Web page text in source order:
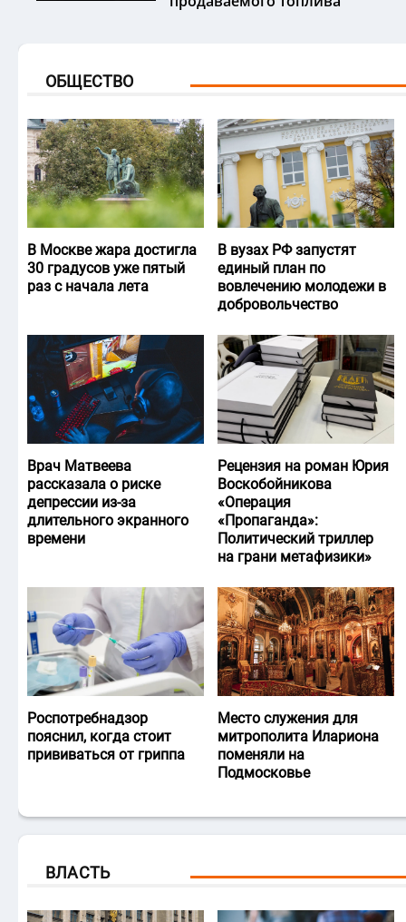
ОБЩЕСТВО
В Москве жара достигла
30 градусов уже пятый
раз с начала лета
В вузах РФ запустят
единый план по
вовлечению молодежи в
добровольчество
Врач Матвеева
рассказала о риске
депрессии из-за
длительного экранного
времени
Рецензия на роман Юрия
Воскобойникова
«Операция
«Пропаганда»:
Политический триллер
на грани метафизики»
Роспотребнадзор
пояснил, когда стоит
прививаться от гриппа
Место служения для
митрополита Илариона
поменяли на
Подмосковье
ВЛАСТЬ